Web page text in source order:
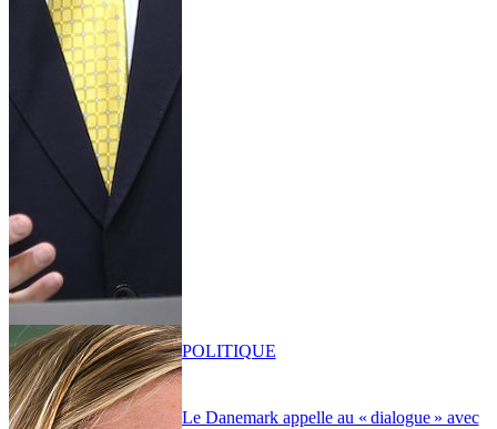
Le Danemark appelle au « dialogue » avec
POLITIQUE